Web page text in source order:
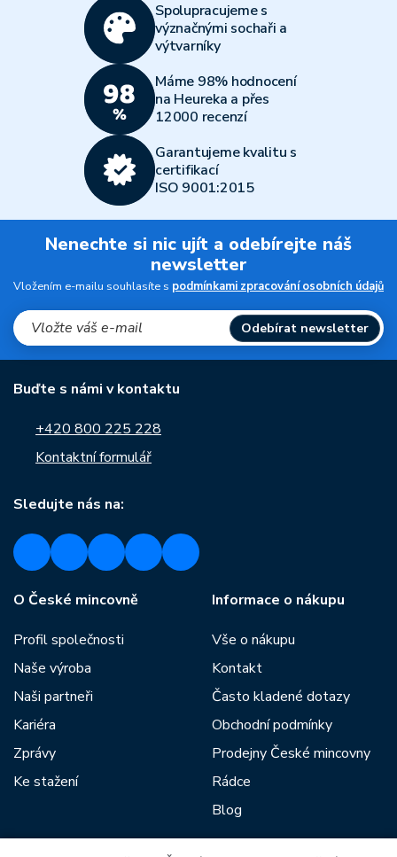
Spolupracujeme s
význačnými sochaři a
výtvarníky
Máme 98% hodnocení
na Heureka a přes
12000 recenzí
Garantujeme kvalitu s
certifikací
ISO 9001:2015
Nenechte si nic ujít a odebírejte náš
newsletter
Vložením e-mailu souhlasíte s podmínkami zpracování osobních údajů
Odebírat newsletter
Buďte s námi v kontaktu
+420 800 225 228
Kontaktní formulář
Sledujte nás na:
O České mincovně
Profil společnosti
Naše výroba
Naši partneři
Kariéra
Zprávy
Ke stažení
Informace o nákupu
Vše o nákupu
Kontakt
Často kladené dotazy
Obchodní podmínky
Prodejny České mincovny
Rádce
Blog